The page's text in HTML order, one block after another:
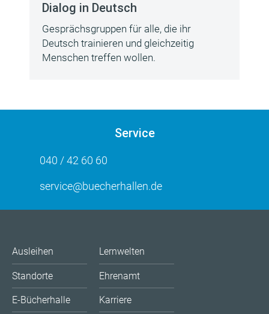
Dialog in Deutsch
Gesprächsgruppen für alle, die ihr
Deutsch trainieren und gleichzeitig
Menschen treffen wollen.
Service
040 / 42 60 60
service@buecherhallen.de
Ausleihen
Standorte
E-Bücherhalle
Lernwelten
Ehrenamt
Karriere